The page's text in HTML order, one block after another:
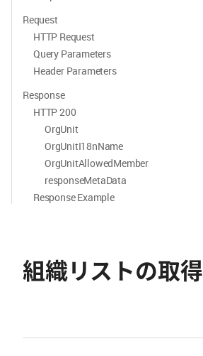
組織リストの取得
Request
HTTP Request
Query Parameters
Header Parameters
Response
HTTP 200
OrgUnit
OrgUnitI18nName
OrgUnitAllowedMember
responseMetaData
Response Example